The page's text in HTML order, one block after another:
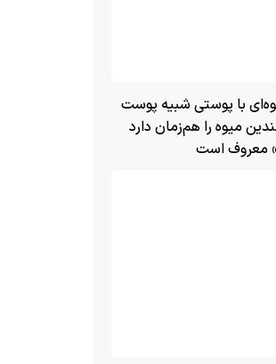
با پوستی شبیه پوست
میوه را هم‌زمان دارد
معروف است